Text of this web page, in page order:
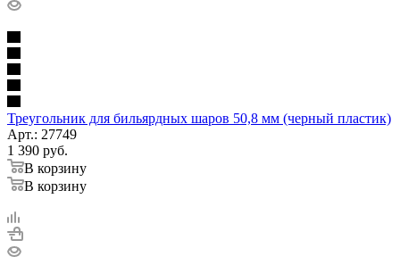
Треугольник для бильярдных шаров 50,8 мм (черный пластик)
Арт.: 27749
1 390 руб.
В корзину
В корзину